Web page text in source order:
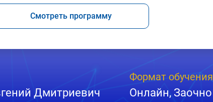
Смотреть программу
Дмитриевич
Формат обучения
Онлайн, Заочно